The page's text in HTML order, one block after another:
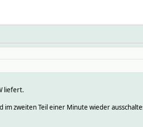
liefert.
zweiten Teil einer Minute wieder